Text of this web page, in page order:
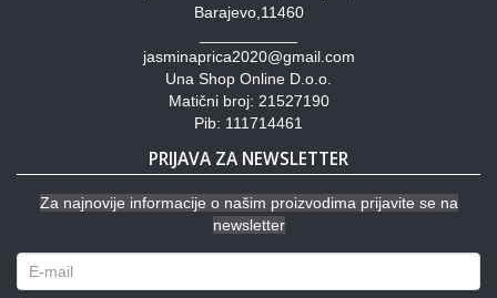
Barajevo,11460
jasminaprica2020@gmail.com
Una Shop Online D.o.o.
Matični broj: 21527190
Pib: 111714461
PRIJAVA ZA NEWSLETTER
Za najnovije informacije o našim proizvodima prijavite se na
newsletter